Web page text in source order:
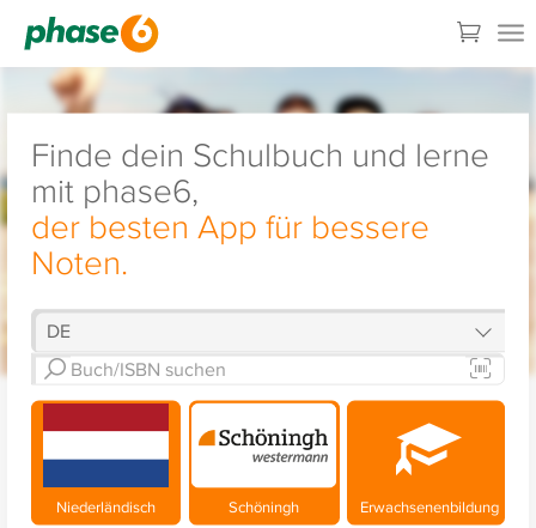
Finde dein Schulbuch und lerne
mit phase6,
der besten App für bessere
Noten.
Niederländisch Schöningh Erwachsenenbildung